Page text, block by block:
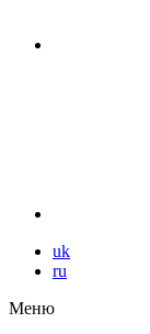
uk
ru
Меню